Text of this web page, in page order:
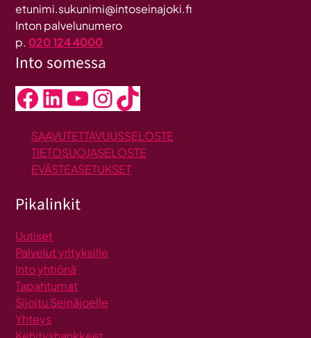
etunimi.sukunimi@intoseinajoki.fi
Inton palvelunumero
p. 020 124 4000
Into somessa
Facebook LinkedIn YouTube InstagramTikTok
SAAVUTETTAVUUSSELOSTE
TIETOSUOJASELOSTE
EVÄSTEASETUKSET
Pikalinkit
Uutiset
Palvelut yrityksille
Into yhtiönä
Tapahtumat
Sijoitu Seinäjoelle
Yhteys